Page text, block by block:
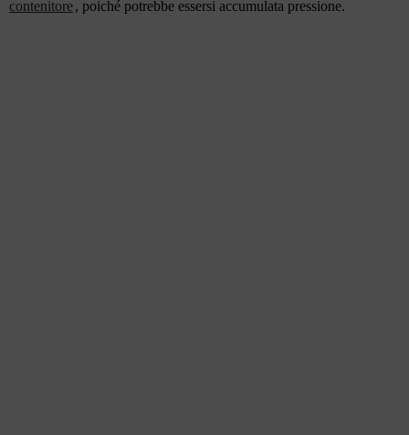
contenitore, poiché potrebbe essersi accumulata pressione.